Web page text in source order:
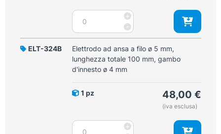
d'innesto
ø
2,4
mm
quantità
-
Elettrodo
ansa
a
filo
ø
lunghezza
mm,
+
ELT-324B
Elettrodo ad ansa a filo ø 5 mm,
lunghezza totale 100 mm, gambo
d'innesto ø 4 mm
1 pz 48,00 €
(iva esclusa)
Elettrodo
+